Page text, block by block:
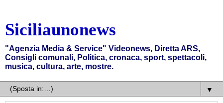
Siciliaunonews
"Agenzia Media & Service" Videonews, Diretta ARS,
Consigli comunali, Politica, cronaca, sport, spettacoli,
musica, cultura, arte, mostre.
▼